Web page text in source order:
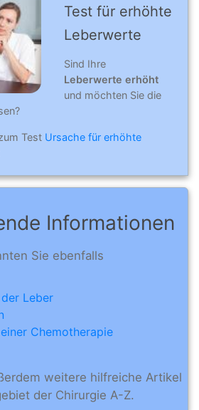
Test für erhöhte
Leberwerte
Sind Ihre
Leberwerte erhöht
und möchten Sie die
Test Ursache für erhöhte
Informationen
Sie ebenfalls
Leber
Chemotherapie
weitere hilfreiche Artikel
der Chirurgie A-Z.